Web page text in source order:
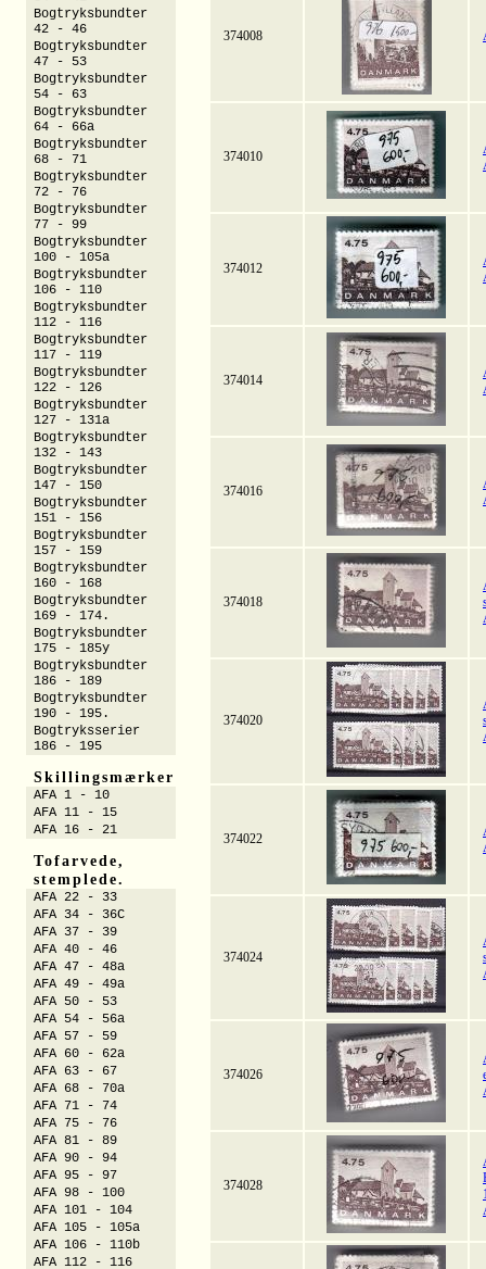
374008
374010
374012
374014
374016
374018
374020
374022
374024
374026
374028
Bogtryksbundter
42 - 46
Bogtryksbundter
47 - 53
Bogtryksbundter
54 - 63
Bogtryksbundter
64 - 66a
Bogtryksbundter
68 - 71
Bogtryksbundter
72 - 76
Bogtryksbundter
77 - 99
Bogtryksbundter
100 - 105a
Bogtryksbundter
106 - 110
Bogtryksbundter
112 - 116
Bogtryksbundter
117 - 119
Bogtryksbundter
122 - 126
Bogtryksbundter
127 - 131a
Bogtryksbundter
132 - 143
Bogtryksbundter
147 - 150
Bogtryksbundter
151 - 156
Bogtryksbundter
157 - 159
Bogtryksbundter
160 - 168
Bogtryksbundter
169 - 174.
Bogtryksbundter
175 - 185y
Bogtryksbundter
186 - 189
Bogtryksbundter
190 - 195.
Bogtryksserier
186 - 195
Skillingsmærker
AFA 1 - 10
AFA 11 - 15
AFA 16 - 21
Tofarvede,
stemplede.
AFA 22 - 33
AFA 34 - 36C
AFA 37 - 39
AFA 40 - 46
AFA 47 - 48a
AFA 49 - 49a
AFA 50 - 53
AFA 54 - 56a
AFA 57 - 59
AFA 60 - 62a
AFA 63 - 67
AFA 68 - 70a
AFA 71 - 74
AFA 75 - 76
AFA 81 - 89
AFA 90 - 94
AFA 95 - 97
AFA 98 - 100
AFA 101 - 104
AFA 105 - 105a
AFA 106 - 110b
AFA 112 - 116